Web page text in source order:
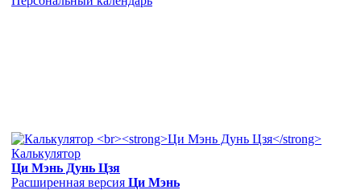
Калькулятор
Ци Мэнь Дунь Цзя
Расширенная версия Ци Мэнь